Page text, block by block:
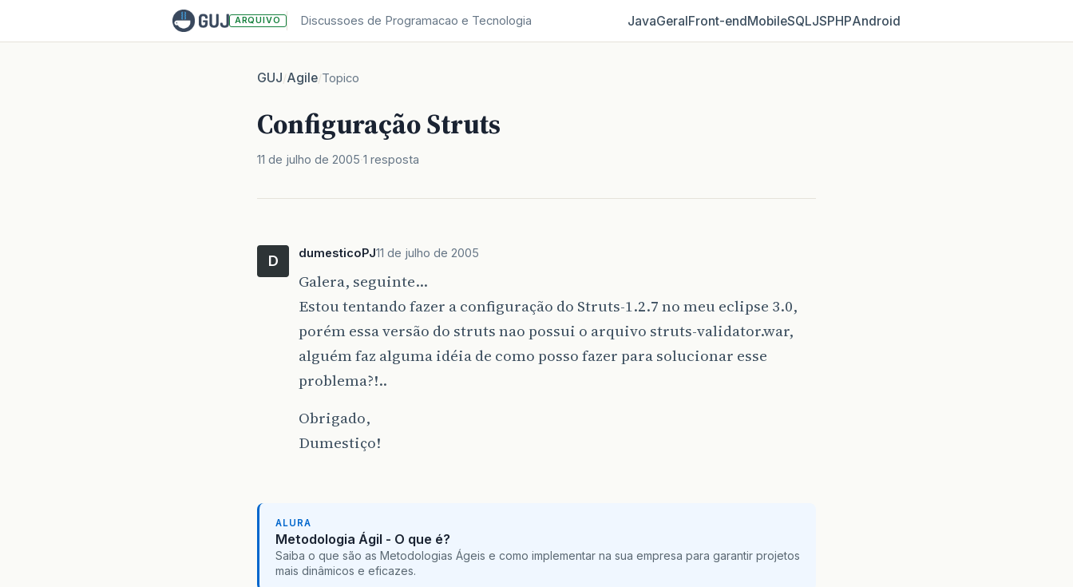
ARQUIVO Discussoes de Programacao e Tecnologia JavaGeralFront‑endMobileSQLJSPHPAndroid
GUJ/Agile/Topico
Configuração Struts
11 de julho de 2005 1 resposta
D dumesticoPJ11 de julho de 2005
Galera, seguinte…
Estou tentando fazer a configuração do Struts-1.2.7 no meu eclipse 3.0,
porém essa versão do struts nao possui o arquivo struts-validator.war,
alguém faz alguma idéia de como posso fazer para solucionar esse
problema?!..
Obrigado,
Dumestiço!
ALURA
Metodologia Ágil - O que é?
Saiba o que são as Metodologias Ágeis e como implementar na sua empresa para garantir projetos
mais dinâmicos e eficazes.